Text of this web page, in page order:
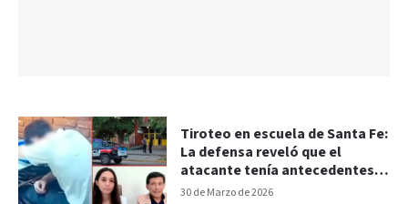
30 de Marzo de 2026
Tiroteo en escuela de Santa Fe:
La defensa reveló que el
atacante tenía antecedentes
de autolesiones